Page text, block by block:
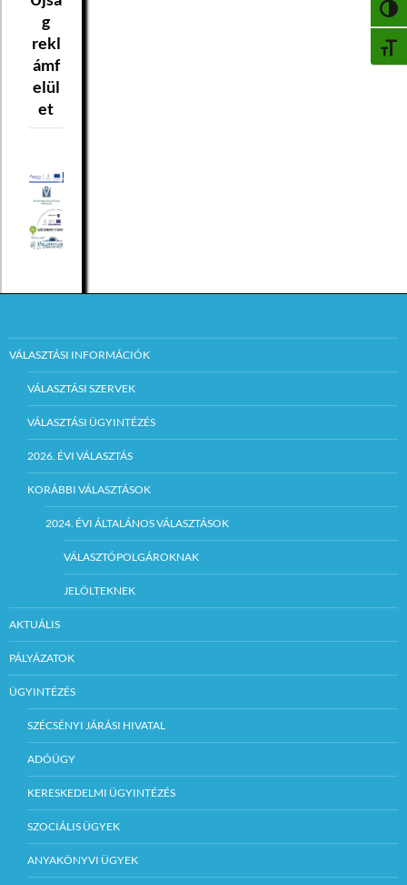
g
rekl
ámf
elül
et
VÁLASZTÁSI INFORMÁCIÓK
VÁLASZTÁSI SZERVEK
VÁLASZTÁSI ÜGYINTÉZÉS
2026. ÉVI VÁLASZTÁS
KORÁBBI VÁLASZTÁSOK
2024. ÉVI ÁLTALÁNOS VÁLASZTÁSOK
VÁLASZTÓPOLGÁROKNAK
JELÖLTEKNEK
AKTUÁLIS
PÁLYÁZATOK
ÜGYINTÉZÉS
SZÉCSÉNYI JÁRÁSI HIVATAL
ADÓÜGY
KERESKEDELMI ÜGYINTÉZÉS
SZOCIÁLIS ÜGYEK
ANYAKÖNYVI ÜGYEK